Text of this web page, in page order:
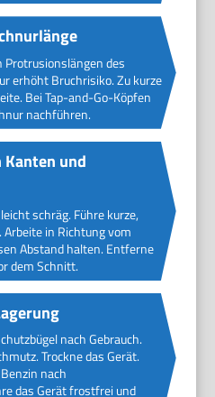
des
erhöht Bruchrisiko. Zu kurze
Bei Tap-and-Go-Köpfen
nachführen.
und
schräg. Führe kurze,
in Richtung vom
Abstand halten. Entferne
dem Schnitt.
nach Gebrauch.
Trockne das Gerät.
nach
das Gerät frostfrei und